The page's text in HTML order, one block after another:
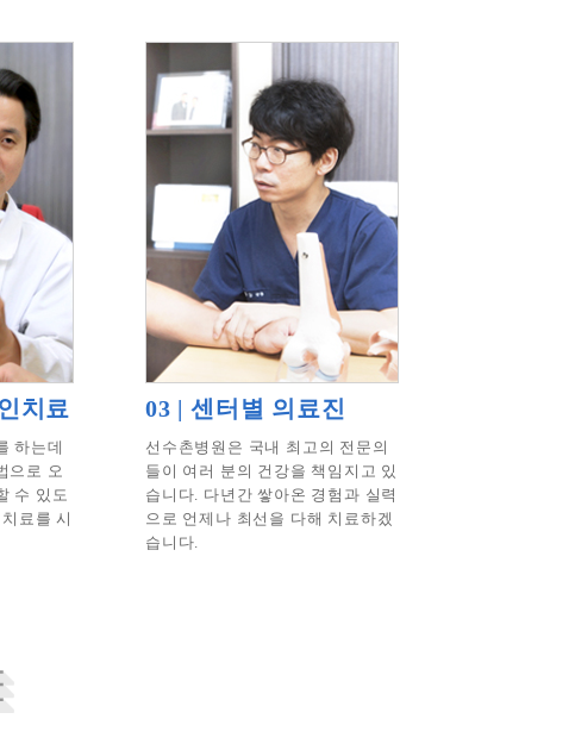
치료
하는데
으로 오
수 있도
료를 시
03 | 센터별 의료진
선수촌병원은 국내 최고의 전문의
들이 여러 분의 건강을 책임지고 있
습니다. 다년간 쌓아온 경험과 실력
으로 언제나 최선을 다해 치료하겠
습니다.